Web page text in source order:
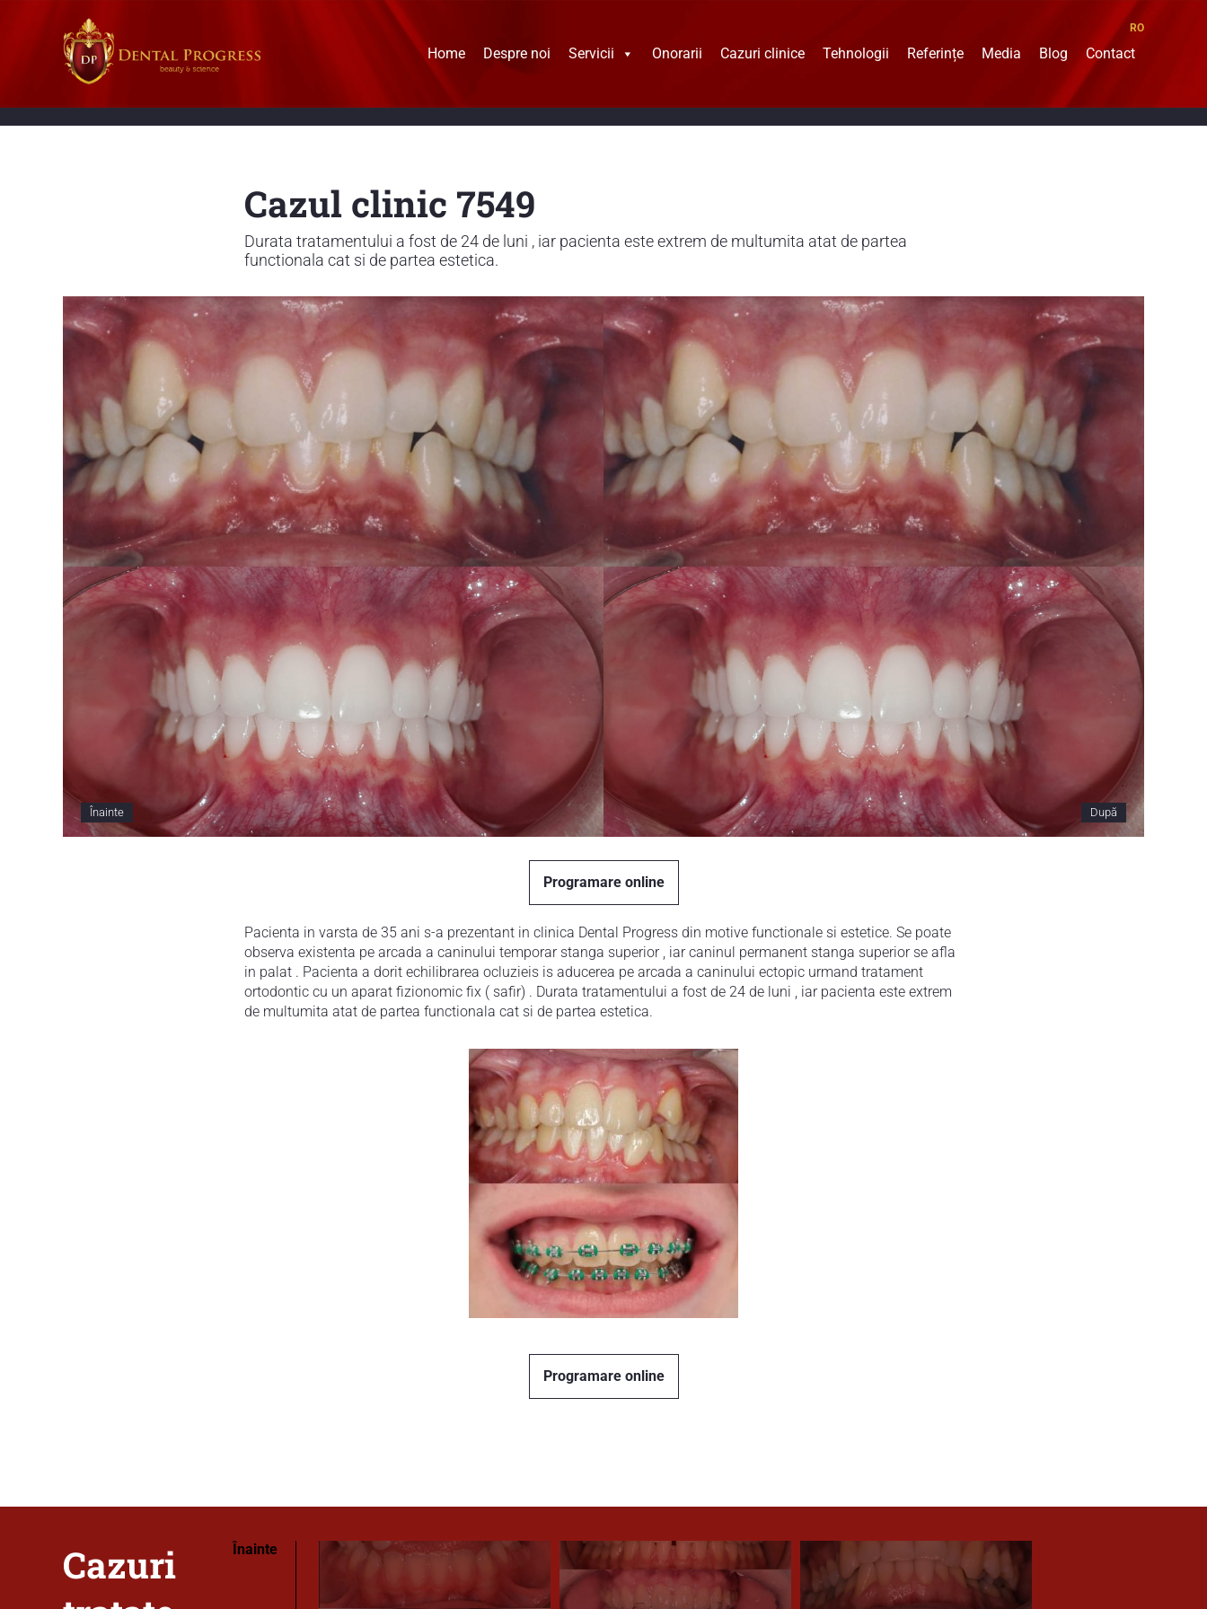
RO
Home Despre noi Servicii Onorarii Cazuri clinice Tehnologii Referințe Media Blog Contact
Cazul clinic 7549
Durata tratamentului a fost de 24 de luni , iar pacienta este extrem de multumita atat de partea
functionala cat si de partea estetica.
Înainte După
Programare online
Pacienta in varsta de 35 ani s-a prezentant in clinica Dental Progress din motive functionale si estetice. Se poate
observa existenta pe arcada a caninului temporar stanga superior , iar caninul permanent stanga superior se afla
in palat . Pacienta a dorit echilibrarea ocluzieis is aducerea pe arcada a caninului ectopic urmand tratament
ortodontic cu un aparat fizionomic fix ( safir) . Durata tratamentului a fost de 24 de luni , iar pacienta este extrem
de multumita atat de partea functionala cat si de partea estetica.
Programare online
Cazuri
Înainte